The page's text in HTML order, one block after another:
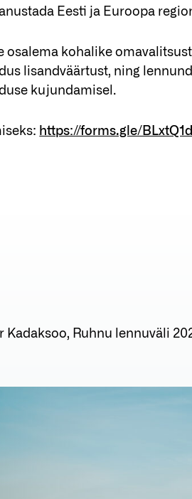
Eesti ja Euroopa
osalema kohalike
lisandväärtust, ning
kujundamisel.
https://forms.gle/
Kadaksoo, Ruhnu lennuväli